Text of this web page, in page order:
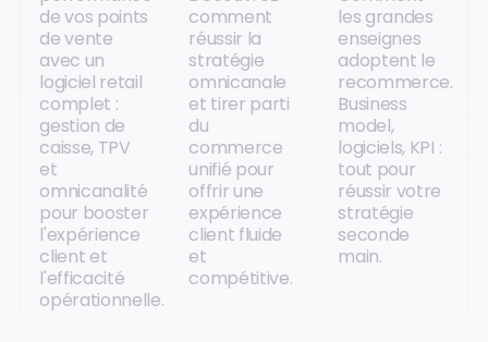
de vos points
de vente
avec un
logiciel retail
complet :
gestion de
caisse, TPV
et
omnicanalité
pour booster
l'expérience
client et
l'efficacité
opérationnelle.
comment
réussir la
stratégie
omnicanale
et tirer parti
du
commerce
unifié pour
offrir une
expérience
client fluide
et
compétitive.
les grandes
enseignes
adoptent le
recommerce.
Business
model,
logiciels, KPI :
tout pour
réussir votre
stratégie
seconde
main.